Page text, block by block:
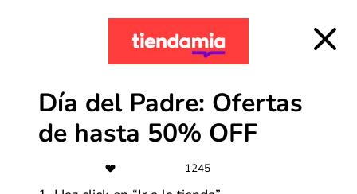
Más cupones de Alibaba
Ofertas Samsung de hasta 40%
OFF
Día del Padre: Ofertas
de hasta 50% OFF
1245